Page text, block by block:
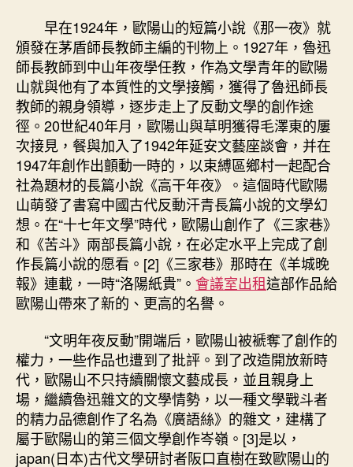
早在1924年，歐陽山的短篇小說《那一夜》就
頒發在茅盾師長教師主編的刊物上。1927年，魯迅
師長教師到中山年夜學任教，作為文學青年的歐陽
山就與他有了本質性的文學接觸，獲得了魯迅師長
教師的親身領導，逐步走上了反動文學的創作途
徑。20世紀40年月，歐陽山與草明獲得毛澤東的屢
次接見，餐與加入了1942年延安文藝座談會，并在
1947年創作出顫動一時的，以束縛區鄉村一起配合
社為題材的長篇小說《高干年夜》。這個時代歐陽
山萌發了書寫中國古代反動汗青長篇小說的文學幻
想。在“十七年文學”時代，歐陽山創作了《三家巷》
和《苦斗》兩部長篇小說，在必定水平上完成了創
作長篇小說的愿看。[2]《三家巷》那時在《羊城晚
報》連載，一時“洛陽紙貴”。 會議室出租這部作品給
歐陽山帶來了新的、更高的名譽。
“文明年夜反動”開端后，歐陽山被褫奪了創作的
權力，一些作品也遭到了批評。到了改造開放新時
代，歐陽山不只持續關懷文藝成長，並且親身上
場，繼續魯迅雜文的文學情勢，以一種文學戰斗者
的精力品德創作了名為《廣語絲》的雜文，建構了
屬于歐陽山的第三個文學創作岑嶺。[3]是以，
japan(日本)古代文學研討者阪口直樹在致歐陽山的